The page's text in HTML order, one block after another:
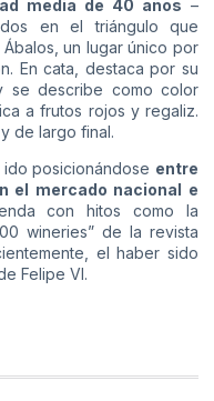
media de 40 años –
en el triángulo que
un lugar único por
En cata, destaca por su
se describe como color
a frutos rojos y regaliz.
de largo final.
posicionándose entre
el mercado nacional e
con hitos como la
wineries” de la revista
el haber sido
Felipe VI.